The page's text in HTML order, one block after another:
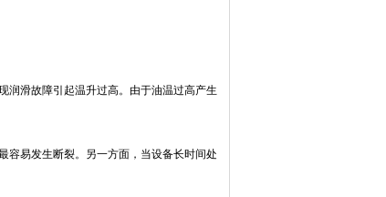
润滑故障引起温升过高。由于油温过高产生
容易发生断裂。另一方面，当设备长时间处